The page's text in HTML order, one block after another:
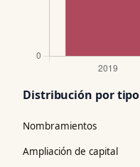
Distribución por tipo
Nombramientos
Ampliación de capital